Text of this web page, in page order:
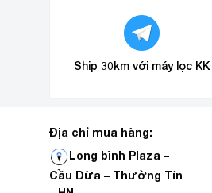
Ship 30km với máy lọc KK
Địa chỉ mua hàng:
Long bình Plaza –
Cầu Dừa – Thường Tín